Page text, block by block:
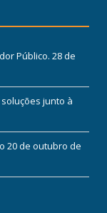
Público. 28 de
junto à
20 de outubro de